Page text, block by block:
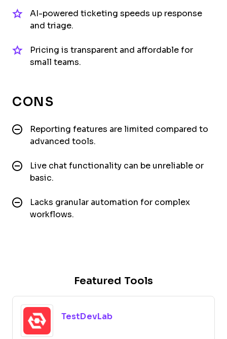
AI-powered ticketing speeds up response
and triage.
Pricing is transparent and affordable for
small teams.
CONS
Reporting features are limited compared to
advanced tools.
Live chat functionality can be unreliable or
basic.
Lacks granular automation for complex
workflows.
Featured Tools
TestDevLab